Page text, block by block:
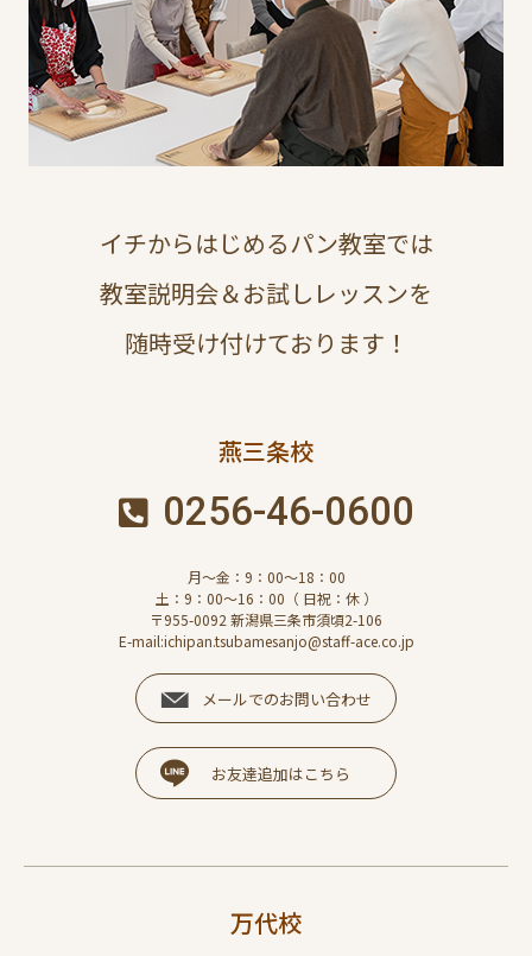
イチからはじめるパン教室では
教室説明会＆お試しレッスンを
随時受け付けております！
燕三条校
0256-46-0600
月～金：9：00～18：00
土：9：00～16：00（ 日祝：休 ）
〒955-0092 新潟県三条市須頃2-106
E-mail:ichipan.tsubamesanjo@staff-ace.co.jp
メールでのお問い合わせ
お友達追加はこちら
万代校